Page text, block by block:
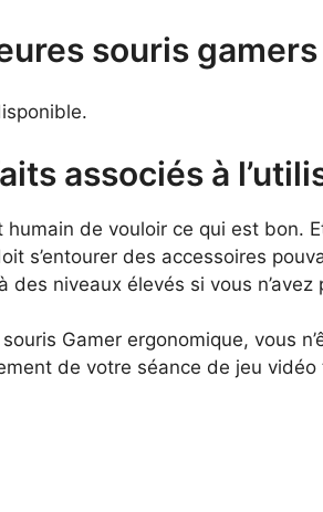
souris
associés à
humain de vouloir ce qui est
s’entourer des accessoires
des niveaux élevés si vous
Gamer ergonomique, vous
de votre séance de jeu